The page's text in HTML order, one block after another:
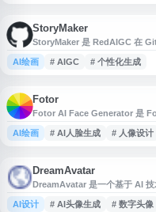
StoryMaker
StoryMaker 是 RedAIGC 在
故事创作场景，提供相关代码
AIGC、个性化生成、人物形象
AI绘画 # AIGC # 个性化生成
Fotor
Fotor AI Face Generator 是
字描述或相关设置生成虚拟人
设计、角色概念、营销素材等
AI绘画 # AI人脸生成 # 人像设计
DreamAvatar
DreamAvatar 是一个基于 AI
片快速创建个性化的数字头像
真实人物照片转换成多种风格
AI设计 # AI头像生成 # 数字头像